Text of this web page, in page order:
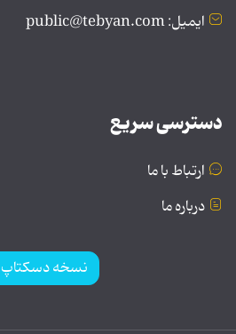
ایمیل: public@tebyan.com
دسترسی سریع
ارتباط با ما
درباره ما
نسخه دسکتاپ